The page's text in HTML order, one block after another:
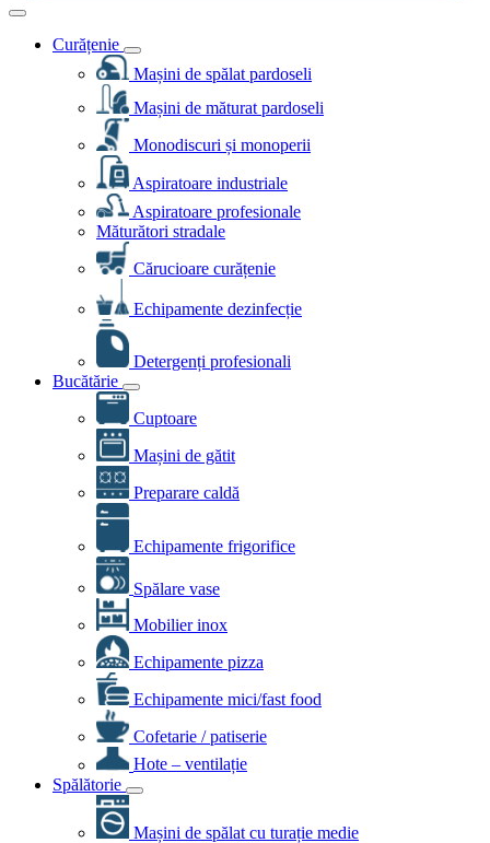
Curățenie
Mașini de spălat pardoseli
Mașini de măturat pardoseli
Monodiscuri și monoperii
Aspiratoare industriale
Aspiratoare profesionale
Măturători stradale
Cărucioare curățenie
Echipamente dezinfecție
Detergenți profesionali
Bucătărie
Cuptoare
Mașini de gătit
Preparare caldă
Echipamente frigorifice
Spălare vase
Mobilier inox
Echipamente pizza
Echipamente mici/fast food
Cofetarie / patiserie
Hote – ventilație
Spălătorie
Mașini de spălat cu turație medie